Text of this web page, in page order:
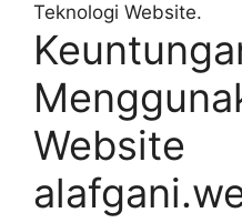
Teknologi Website.
Website